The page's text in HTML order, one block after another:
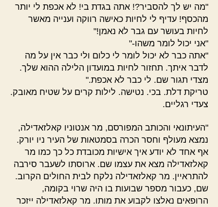
"מה יש לך להסביר?! אתה בגדת בי! לא אכפת לי יותר
מהכסף! עדיף לי לחיות כאישה רווקה וענייה מאשר
לחיות בעושר עם גבר לא נאמן!"
"אני יכול לומר משהו-"
"אתה כבר לא יכול לומר לי כלום ולי כבר אין על מה
לדבר איתך. תחזור לחיות במועדון הלילה ההוא שלך.
מצדי תגור שם. לי כבר לא אכפת."
טריקת דלת. בכי. נטישה. לילות קרים על שטיח מאובק.
צעדי רגליים.
"העיתונאי והכותב המפורסם, מר אנטוניו קאלזאדילה,
נמצא מעולף וחסר הכרה בסמטאות של העיר ניו יורק.
אף אחד לא יודע איך אישיות מכובדת כל כך כמו מר
קאלזאדילה מצא את עצמו שם. ארוסתו לשעבר סירבה
להתראיין. מר קאלזאדילה נלקח לבית החולים הקרוב.
שם, כעבור מספר שבועות בו היה שרוי בקומה,
הרופאים נאלצו לקבוע את מותו. מר קאלזאדילה ייזכר